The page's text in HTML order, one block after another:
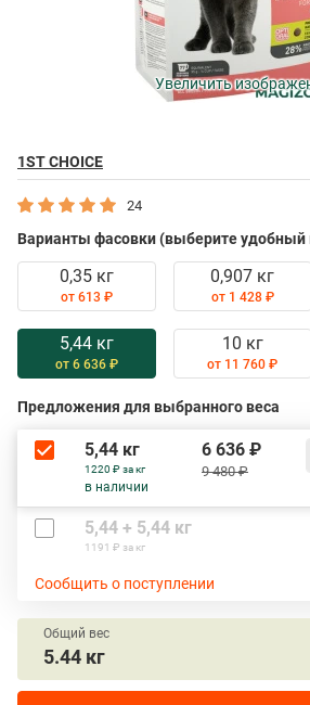
1ST CHOICE
Увеличить
24
Варианты фасовки (выберите удобный
0,35 кг
от 613 ₽
0,907 кг
от 1 428 ₽
5,44 кг
от 6 636 ₽
10 кг
от 11 760 ₽
Предложения для выбранного веса
5,44 кг
1220 ₽ за кг
в наличии
6 636 ₽
9 480 ₽
5,44 + 5,44 кг
1191 ₽ за кг
Сообщить о поступлении
Общий вес
5.44 кг